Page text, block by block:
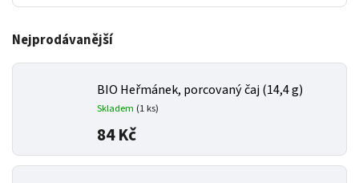
Nejprodávanější
BIO Heřmánek, porcovaný čaj (14,4 g)
Skladem (1 ks)
84 Kč